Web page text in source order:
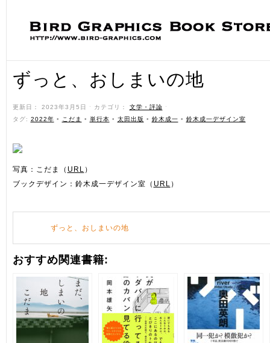
ずっと、おしまいの地
更新日： 2023年3月5日 ˑ カテゴリ： 文学・評論 ˑ
タグ: 2022年 • こだま • 単行本 • 太田出版 • 鈴木成一 • 鈴木成一デザイン室
写真：こだま（ URL ）
ブックデザイン：鈴木成一デザイン室（ URL ）
ずっと、おしまいの地
おすすめ関連書籍: